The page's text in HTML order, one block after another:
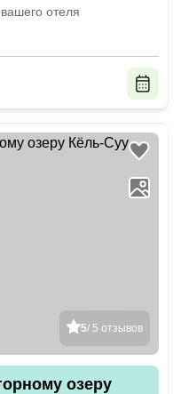
отеля
5/ 5 отзывов
озеру